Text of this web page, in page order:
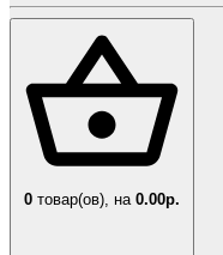
0 товар(ов), на 0.00р.